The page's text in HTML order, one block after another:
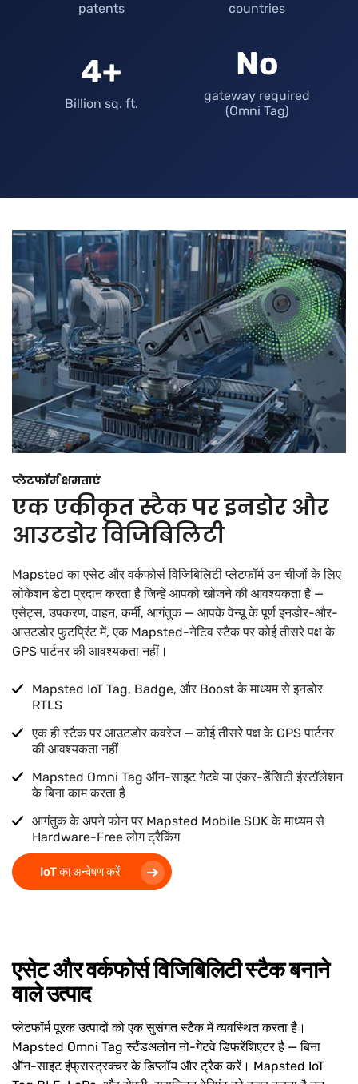
patents countries
4+
Billion sq. ft.
No
gateway required
(Omni Tag)
प्लेटफॉर्म क्षमताएं
एक एकीकृत स्टैक पर इनडोर और
आउटडोर विजिबिलिटी
Mapsted का एसेट और वर्कफोर्स विजिबिलिटी प्लेटफॉर्म उन चीजों के लिए
लोकेशन डेटा प्रदान करता है जिन्हें आपको खोजने की आवश्यकता है —
एसेट्स, उपकरण, वाहन, कर्मी, आगंतुक — आपके वेन्यू के पूर्ण इनडोर-और-
आउटडोर फुटप्रिंट में, एक Mapsted-नेटिव स्टैक पर कोई तीसरे पक्ष के
GPS पार्टनर की आवश्यकता नहीं।
Mapsted IoT Tag, Badge, और Boost के माध्यम से इनडोर
RTLS
एक ही स्टैक पर आउटडोर कवरेज — कोई तीसरे पक्ष के GPS पार्टनर
की आवश्यकता नहीं
Mapsted Omni Tag ऑन-साइट गेटवे या एंकर-डेंसिटी इंस्टॉलेशन
के बिना काम करता है
आगंतुक के अपने फोन पर Mapsted Mobile SDK के माध्यम से
Hardware-Free लोग ट्रैकिंग
IoT का अन्वेषण करें
एसेट और वर्कफोर्स विजिबिलिटी स्टैक बनाने
वाले उत्पाद
प्लेटफॉर्म पूरक उत्पादों को एक सुसंगत स्टैक में व्यवस्थित करता है।
Mapsted Omni Tag स्टैंडअलोन नो-गेटवे डिफरेंशिएटर है — बिना
ऑन-साइट इंफ्रास्ट्रक्चर के डिप्लॉय और ट्रैक करें। Mapsted IoT